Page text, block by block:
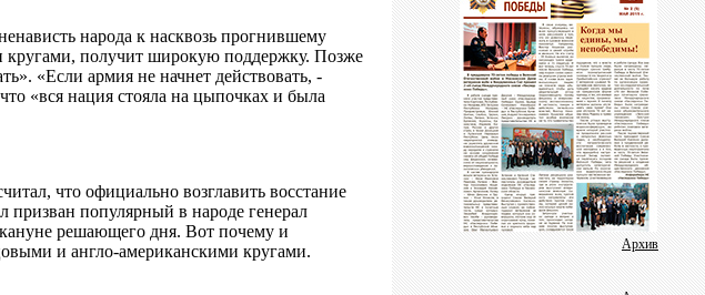
народа к насквозь прогнившему
кругами, получит широкую поддержку. Позже
«Если армия не начнет действовать, -
«вся нация стояла на цыпочках и была
что официально возглавить восстание
призван популярный в народе генерал
решающего дня. Вот почему и
и англо-американскими кругами.
Дневник фестиваля
Фотогалерея
Аудиоролики
Видеогалерея
Пресс-релизы
Школа журналистики
В помощь защитнику отечества
Методичка
Социальные ролики
Архив